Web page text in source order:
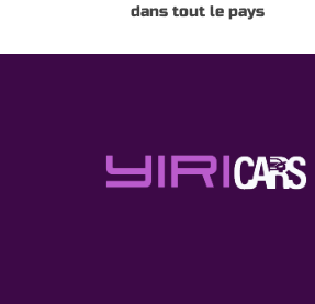
dans tout le pays